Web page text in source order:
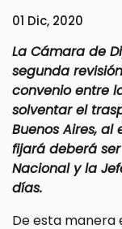
01 Dic, 2020
La Cámara de
segunda
convenio entre
solventar el
Buenos Aires,
fijará deberá
Nacional y la
días.
De esta manera